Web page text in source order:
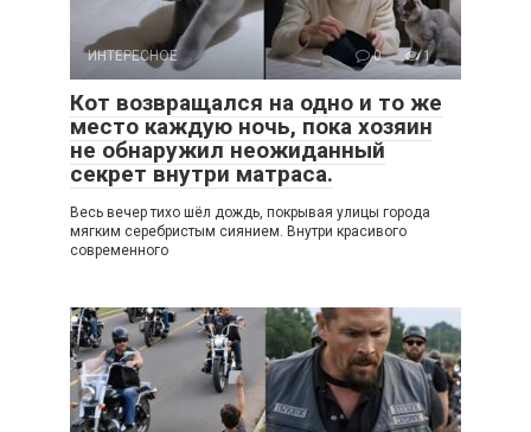
ИНТЕРЕСНОЕ 0 1
Кот возвращался на одно и то же
место каждую ночь, пока хозяин
не обнаружил неожиданный
секрет внутри матраса.
Весь вечер тихо шёл дождь, покрывая улицы города
мягким серебристым сиянием. Внутри красивого
современного